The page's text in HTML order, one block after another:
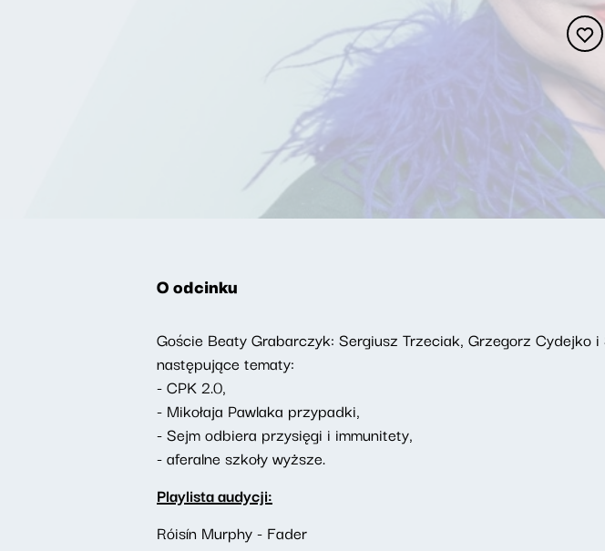
O odcinku
Goście Beaty Grabarczyk: Sergiusz Trzeciak, Grzegorz Cydejko
następujące tematy:
- CPK 2.0,
- Mikołaja Pawlaka przypadki,
- Sejm odbiera przysięgi i immunitety,
- aferalne szkoły wyższe.
Playlista audycji:
Róisín Murphy - Fader